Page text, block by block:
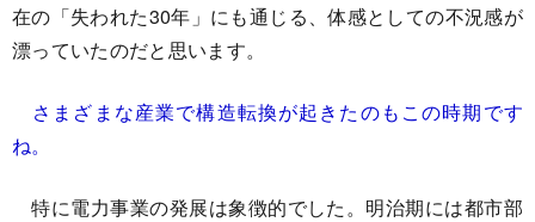
在の「失われた30年」にも通じる、体感としての不況感が
漂っていたのだと思います。
さまざまな産業で構造転換が起きたのもこの時期です
ね。
特に電力事業の発展は象徴的でした。明治期には都市部